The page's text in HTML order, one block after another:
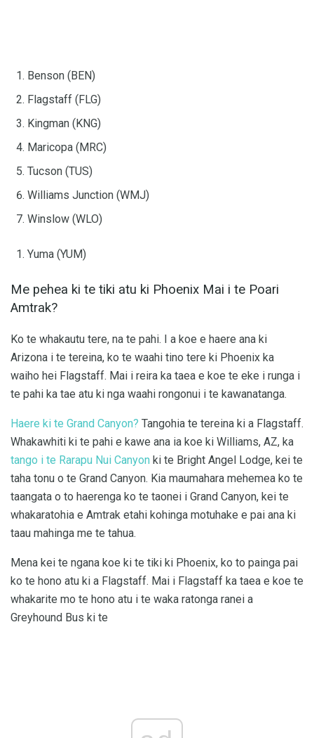
Benson (BEN)
Flagstaff (FLG)
Kingman (KNG)
Maricopa (MRC)
Tucson (TUS)
Williams Junction (WMJ)
Winslow (WLO)
Yuma (YUM)
Me pehea ki te tiki atu ki Phoenix Mai i te Poari
Amtrak?
Ko te whakautu tere, na te pahi. I a koe e haere ana ki
Arizona i te tereina, ko te waahi tino tere ki Phoenix ka
waiho hei Flagstaff. Mai i reira ka taea e koe te eke i runga i
te pahi ka tae atu ki nga waahi rongonui i te kawanatanga.
Haere ki te Grand Canyon? Tangohia te tereina ki a Flagstaff.
Whakawhiti ki te pahi e kawe ana ia koe ki Williams, AZ, ka
tango i te Rarapu Nui Canyon ki te Bright Angel Lodge, kei te
taha tonu o te Grand Canyon. Kia maumahara mehemea ko te
taangata o to haerenga ko te taonei i Grand Canyon, kei te
whakaratohia e Amtrak etahi kohinga motuhake e pai ana ki
taau mahinga me te tahua.
Mena kei te ngana koe ki te tiki ki Phoenix, ko to painga pai
ko te hono atu ki a Flagstaff. Mai i Flagstaff ka taea e koe te
whakarite mo te hono atu i te waka ratonga ranei a
Greyhound Bus ki te